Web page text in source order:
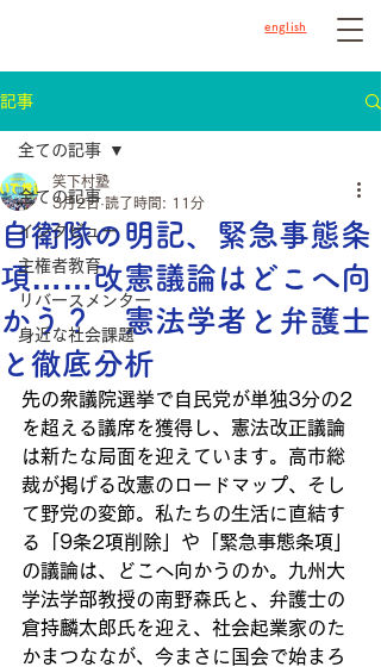
english
記事
全ての記事
インタビュー
主権者教育
リバースメンター
身近な社会課題
全ての記事
自衛隊の明記、緊急事態条
項……改憲議論はどこへ向
かう？ 憲法学者と弁護士
と徹底分析
笑下村塾
3月2日 読了時間: 11分
先の衆議院選挙で自民党が単独3分の2
を超える議席を獲得し、憲法改正議論
は新たな局面を迎えています。高市総
裁が掲げる改憲のロードマップ、そし
て野党の変節。私たちの生活に直結す
る「9条2項削除」や「緊急事態条項」
の議論は、どこへ向かうのか。九州大
学法学部教授の南野森氏と、弁護士の
倉持麟太郎氏を迎え、社会起業家のた
かまつななが、今まさに国会で始まろ